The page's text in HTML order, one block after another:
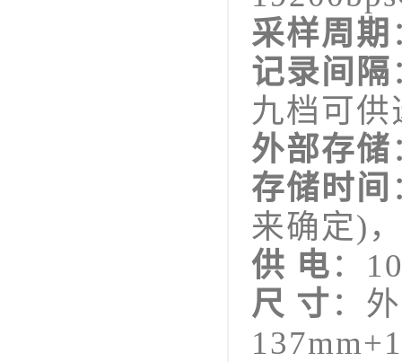
采样周期
记录间隔
九档可供
外部存储
存储时间
来确定)
供 电：
尺 寸：